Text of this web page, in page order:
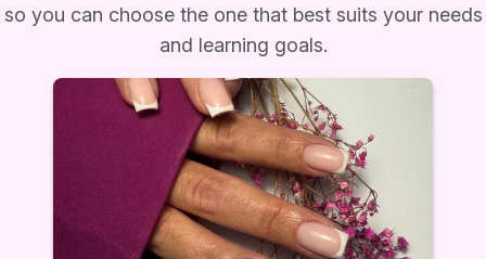
so you can choose the one that best suits your needs
and learning goals.